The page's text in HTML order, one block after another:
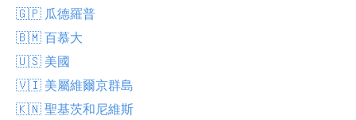
🇬🇵 瓜德羅普
🇧🇲 百慕大
🇺🇸 美國
🇻🇮 美屬維爾京群島
🇰🇳 聖基茨和尼維斯